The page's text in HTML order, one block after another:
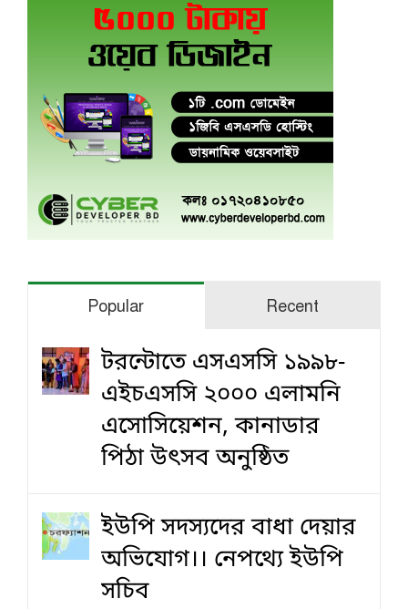
Popular Recent
টরন্টোতে এসএসসি ১৯৯৮-
এইচএসসি ২০০০ এলামনি
এসোসিয়েশন, কানাডার
পিঠা উৎসব অনুষ্ঠিত
ইউপি সদস্যদের বাধা দেয়ার
অভিযোগ।। নেপথ্যে ইউপি
সচিব